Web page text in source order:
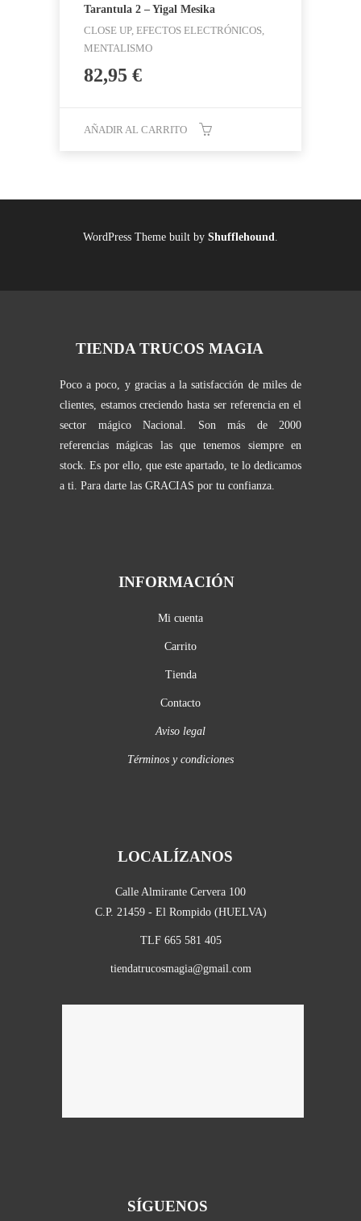
Tarantula 2 – Yigal Mesika
CLOSE UP, EFECTOS ELECTRÓNICOS,
MENTALISMO
82,95 €
AÑADIR AL CARRITO
WordPress Theme built by Shufflehound
TIENDA TRUCOS MAGIA
Poco a poco, y gracias a la satisfacción de miles de
clientes, estamos creciendo hasta ser referencia en el
sector mágico Nacional. Son más de 2000
referencias mágicas las que tenemos siempre en
stock. Es por ello, que este apartado, te lo dedicamos
a ti. Para darte las GRACIAS por tu confianza.
INFORMACIÓN
Mi cuenta
Carrito
Tienda
Contacto
Aviso legal
Términos y condiciones
LOCALÍZANOS
Calle Almirante Cervera 100
C.P. 21459 - El Rompido (HUELVA)
TLF 665 581 405
tiendatrucosmagia@gmail.com
SÍGUENOS